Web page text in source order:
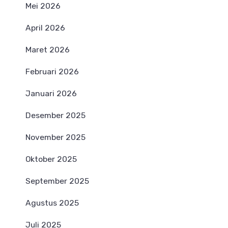
Mei 2026
April 2026
Maret 2026
Februari 2026
Januari 2026
Desember 2025
November 2025
Oktober 2025
September 2025
Agustus 2025
Juli 2025